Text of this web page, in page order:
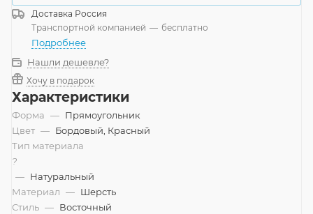
Доставка Россия
Транспортной компанией — бесплатно
Подробнее
Нашли дешевле?
Хочу в подарок
Характеристики
Форма — Прямоугольник
Цвет — Бордовый, Красный
Тип материала
?
— Натуральный
Материал — Шерсть
Стиль — Восточный